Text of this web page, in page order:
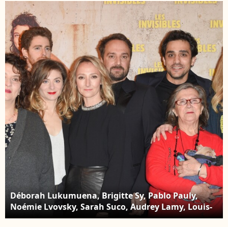
Noémie Lvovsky
(présidente du jury
Courts Métrages) et
Aloïse Sauvage -
Photocall du jury
Courts Métrages de la
34e édition du Festival
du Film de Cabourg,
Journées
Romantiques, au Club
de l'Etoile à Paris le 18
juin 2020. © Coadic
Guirec / Bestimage
Aloïse Sauvage,
Noémie Lvovsky et
Steve Tientcheu -
Arrivées lors de la 34e
édition du festival de
Cabourg, Journées
Romantiques le 29 juin
2020. © Coadic Guirec /
Bestimage
Déborah Lukumuena, Brigitte Sy, Pablo Pauly,
Noémie Lvovsky, Sarah Suco, Audrey Lamy, Louis-
Julien Petit, Quentin Faure, Adolpha Van